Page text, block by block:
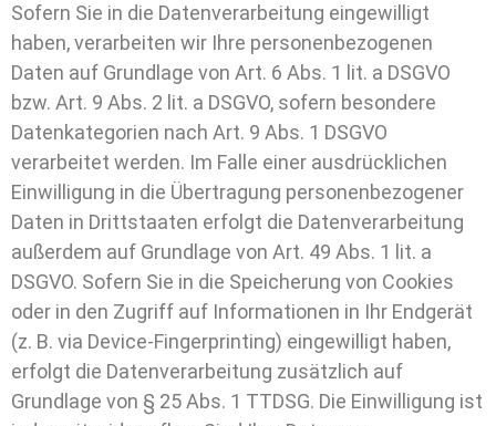
Sofern Sie in die Datenverarbeitung eingewilligt
haben, verarbeiten wir Ihre personenbezogenen
Daten auf Grundlage von Art. 6 Abs. 1 lit. a DSGVO
bzw. Art. 9 Abs. 2 lit. a DSGVO, sofern besondere
Datenkategorien nach Art. 9 Abs. 1 DSGVO
verarbeitet werden. Im Falle einer ausdrücklichen
Einwilligung in die Übertragung personenbezogener
Daten in Drittstaaten erfolgt die Datenverarbeitung
außerdem auf Grundlage von Art. 49 Abs. 1 lit. a
DSGVO. Sofern Sie in die Speicherung von Cookies
oder in den Zugriff auf Informationen in Ihr Endgerät
(z. B. via Device-Fingerprinting) eingewilligt haben,
erfolgt die Datenverarbeitung zusätzlich auf
Grundlage von § 25 Abs. 1 TTDSG. Die Einwilligung ist